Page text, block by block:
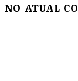
NO ATUAL